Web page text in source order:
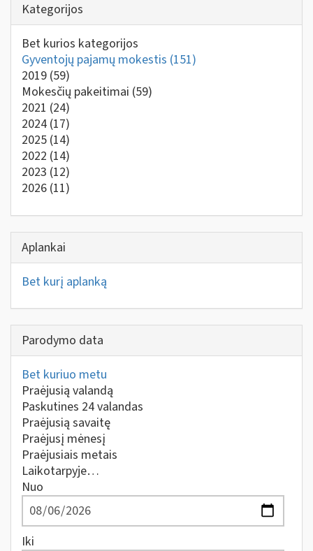
Kategorijos
Bet kurios kategorijos
Gyventojų pajamų mokestis (151)
2019 (59)
Mokesčių pakeitimai (59)
2021 (24)
2024 (17)
2025 (14)
2022 (14)
2023 (12)
2026 (11)
Aplankai
Bet kurį aplanką
Parodymo data
Bet kuriuo metu
Praėjusią valandą
Paskutines 24 valandas
Praėjusią savaitę
Praėjusį mėnesį
Praėjusiais metais
Laikotarpyje…
Nuo
Iki